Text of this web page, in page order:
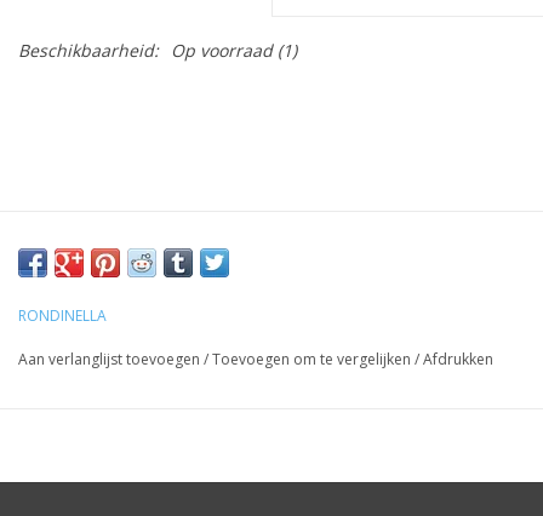
Beschikbaarheid: Op voorraad(1)
RONDINELLA
Aan verlanglijst toevoegen /Toevoegen om te vergelijken /Afdrukken